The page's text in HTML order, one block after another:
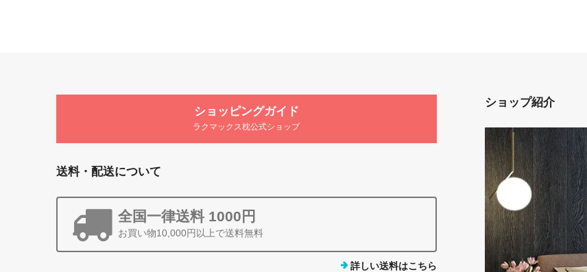
ショッピングガイド
ラクマックス枕公式ショップ
送料・配送について
全国一律送料 1000円
お買い物10,000円以上で送料無料
詳しい送料はこちら
ショップ紹介